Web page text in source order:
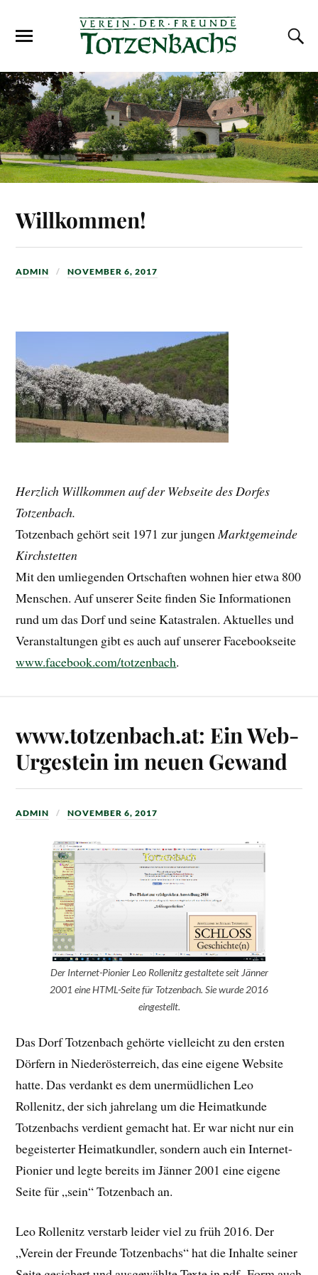
Willkommen!
ADMIN NOVEMBER 6, 2017
Herzlich Willkommen auf der Webseite des Dorfes
Totzenbach.
Totzenbach gehört seit 1971 zur jungen Marktgemeinde
Kirchstetten
Mit den umliegenden Ortschaften wohnen hier etwa 800
Menschen. Auf unserer Seite finden Sie Informationen
rund um das Dorf und seine Katastralen. Aktuelles und
Veranstaltungen gibt es auch auf unserer Facebookseite
www.facebook.com/totzenbach.
www.totzenbach.at: Ein Web-
Urgestein im neuen Gewand
ADMIN NOVEMBER 6, 2017
Der Internet-Pionier Leo Rollenitz gestaltete seit Jänner
2001 eine HTML-Seite für Totzenbach. Sie wurde 2016
eingestellt.
Das Dorf Totzenbach gehörte vielleicht zu den ersten
Dörfern in Niederösterreich, das eine eigene Website
hatte. Das verdankt es dem unermüdlichen Leo
Rollenitz, der sich jahrelang um die Heimatkunde
Totzenbachs verdient gemacht hat. Er war nicht nur ein
begeisterter Heimatkundler, sondern auch ein Internet-
Pionier und legte bereits im Jänner 2001 eine eigene
Seite für „sein“ Totzenbach an.
Leo Rollenitz verstarb leider viel zu früh 2016. Der
„Verein der Freunde Totzenbachs“ hat die Inhalte seiner